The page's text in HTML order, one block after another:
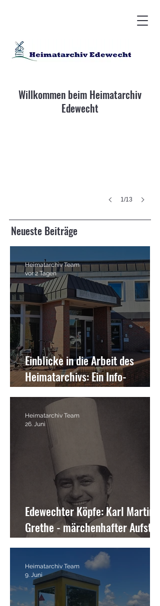
Willkommen beim Heimatarchiv
Edewecht
Edewecht
1/13
Neueste Beiträge
Einblicke in die Arbeit des
Heimatarchivs: Ein Info-
Nachmittag für die
Bezirksvorsteher der Gemeinde
Edewecht
Heimatarchiv Team
vor 2 Tagen
Edewechter Köpfe: Karl Martin
Grethe - märchenhafter Aufstieg
eines "Edewechter Jung" zum
Leibkoch des US-Präsidenten
Heimatarchiv Team
26. Juni
Heimatarchiv Team
9. Juni